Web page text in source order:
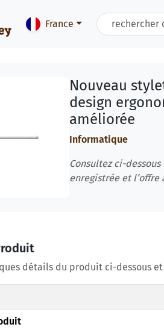
France
Nouveau
design
améliorée
Informatique
Consultez ci-
enregistrée et l’offre
détails du produit ci-dessous